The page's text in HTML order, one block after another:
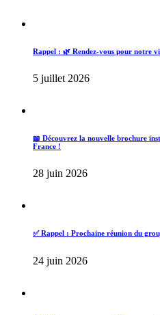
Rappel : 🌿 Rendez-vous pour notre
5 juillet 2026
📖 Découvrez la nouvelle brochure
France !
28 juin 2026
✅ Rappel : Prochaine réunion du
24 juin 2026